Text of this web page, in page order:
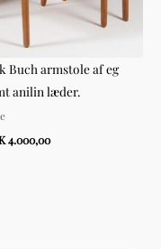
Buch armstole af eg
anilin læder.
4.000,00